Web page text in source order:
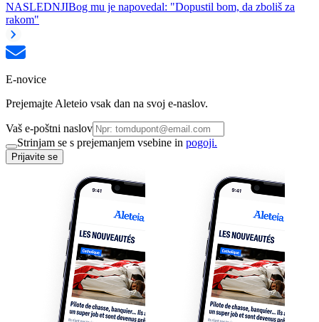
NASLEDNJIBog mu je napovedal: "Dopustil bom, da zboliš za
rakom"
E-novice
Prejemajte Aleteio vsak dan na svoj e-naslov.
Vaš e-poštni naslov
Strinjam se s prejemanjem vsebine in pogoji.
Prijavite se